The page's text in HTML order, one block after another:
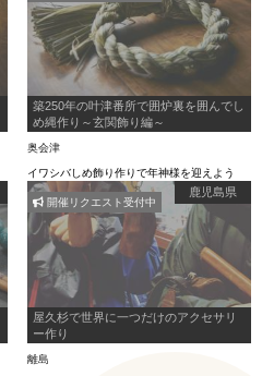
築250年の叶津番所で囲炉裏を囲んでし
め縄作り～玄関飾り編～
奥会津
イワシバしめ飾り作りで年神様を迎えよう
鹿児島県
屋久杉で世界に一つだけのアクセサリ
ー作り
離島
開催リクエスト受付中